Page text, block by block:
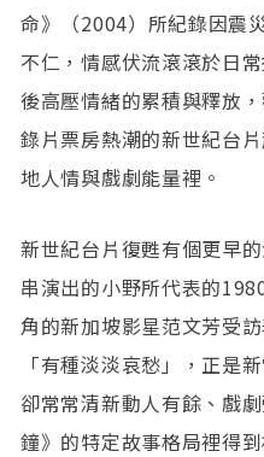
命》（2004）所紀錄因震
不仁，情感伏流滾滾於日
後高壓情緒的累積與釋放
錄片票房熱潮的新世紀台
地人情與戲劇能量裡。
新世紀台片復甦有個更早
串演出的小野所代表的
角的新加坡影星范文芳受
「有種淡淡哀愁」，正是
卻常常清新動人有餘、戲
鐘》的特定故事格局裡得